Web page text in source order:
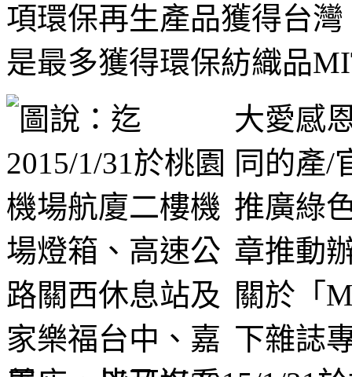
項環保再生產品獲得台
是最多獲得環保紡織品
大愛感
同的產/
推廣綠
章推動
關於「
下雜誌